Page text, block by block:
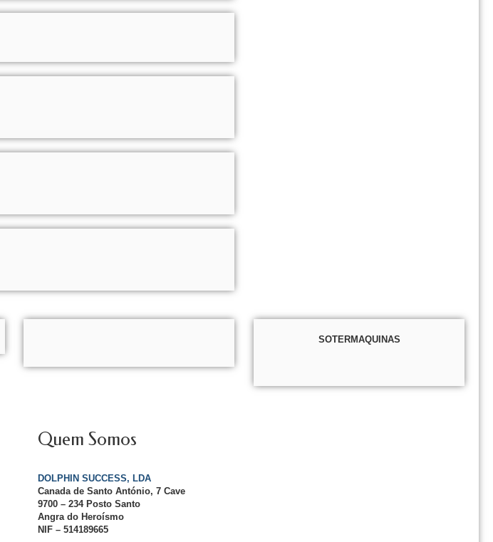
SOTERMAQUINAS
Quem Somos
DOLPHIN SUCCESS, LDA
Canada de Santo António, 7 Cave
9700 – 234 Posto Santo
Angra do Heroísmo
NIF – 514189665